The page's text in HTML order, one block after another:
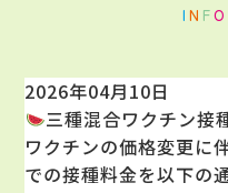
I N FO
2026年04月10日
三種混合ワクチン接
ワクチンの価格変更に
での接種料金を以下の